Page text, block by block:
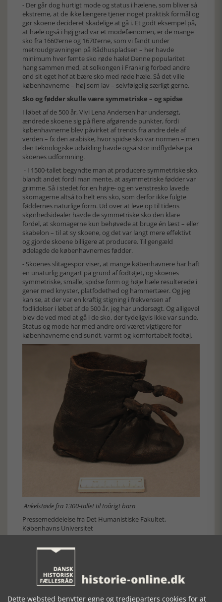
- Der går dog hurtigt mode og status i hælene, som bliver så
ekstreme, at de ikke længere tjener noget praktisk formål og
gør skoene decideret skadelige at gå i. Et godt eksempel på,
at hæle også i høj grad var et modefænomen, er de mange
sko fra 1660’erne og 1670’erne, som vi fandt under
metroudgravningen på Rådhuspladsen – her havde
minimum hver femte sko røde hæle! Denne popularitet
hang sammen med, at solkongen i Frankrig forbød andre
end sit eget hof at bære sko med røde hæle. Så det ville
københavnerne – høj som lav – selvfølgelig særligt gerne.
Sko og fødder skulle være symmetriske – og spidse
I løbet af de 500 år, Vivi Lena Andersen har undersøgt,
ændrede skoene sig på flere afgørende punkter, fordi
københavnerne blev påvirket af trends fra andre dele af
verden – fx den arabiske, hvor spidse sko var normen – men
den teknologiske udvikling havde også stor indflydelse på
skoenes udformning.
- I 1500-tallet begyndte man at producere symmetriske sko,
blandt andet fordi man mente, at asymmetriske fødder var
grimme. Så i stedet for en højre- og en venstresko lavede
skomagerne altså to helt ens sko, som derfor ikke fulgte
føddernes naturlige form. Ud over at leve op til tidens
skønhedsidealer havde de symmetriske sko den klare
fordel, at skomagerne kun behøvede at bruge én læst – eller
skabelon – til at sy skoene, og det var langt mere effektivt
og gjorde skoene billigere at producere. Til gengæld
ødelagde de københavnernes fødder.
- Skoenes slitagespor viser, at mange københavnere har haft
en unaturlig gangart på grund af fodtøjet, og skoenes
symmetriske, smalle, spidse form og høje hæle resulterede i
gener med knyster, platfodethed og hammertæer. Og jeg
kan se, at der var en kraftig stigning i frekvensen af
fodlidelser i løbet af de 500 år, jeg har undersøgt. Og alligevel
blev de ved med at gå i de sko, der tydeligvis ikke var sunde.
Status og mode har med andre ord været vigtigere for
københavnerne end sundt, varmt og komfortabelt fodtøj.
Ankelstøvle fra 1300-tallet til toårigt barn
Pressemeddelelse fra Det Humanistiske Fakultet,
Københavns Universitet
Dette websted benytter egne og tredjeparters cookies for at